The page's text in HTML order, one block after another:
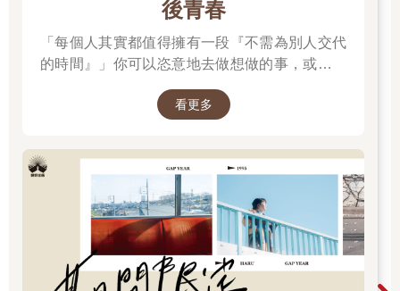
後青春
「每個人其實都值得擁有一段『不需為別人交代
的時間』」你可以恣意地去做想做的事，或是什
看更多